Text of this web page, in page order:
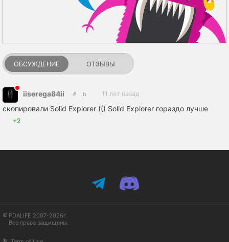
ОБСУЖДЕНИЕ ОТЗЫВЫ
iiserega84ii 11 лет назад
скопировали Solid Explorer ((( Solid Explorer гораздо лучше
+2
PDALIFE 2007-2026г.
Все права защищены.